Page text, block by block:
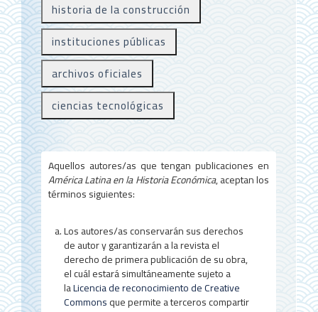
a
t
e
r
a
l
d
e
l
a
r
t
historia de la construcción
instituciones públicas
archivos oficiales
ciencias tecnológicas
Aquellos autores/as que tengan publicaciones en
América Latina en la Historia Económica, aceptan los
términos siguientes:
Los autores/as conservarán sus derechos
de autor y garantizarán a la revista el
derecho de primera publicación de su obra,
el cuál estará simultáneamente sujeto a
laLicencia de reconocimiento de Creative
Commonsque permite a terceros compartir